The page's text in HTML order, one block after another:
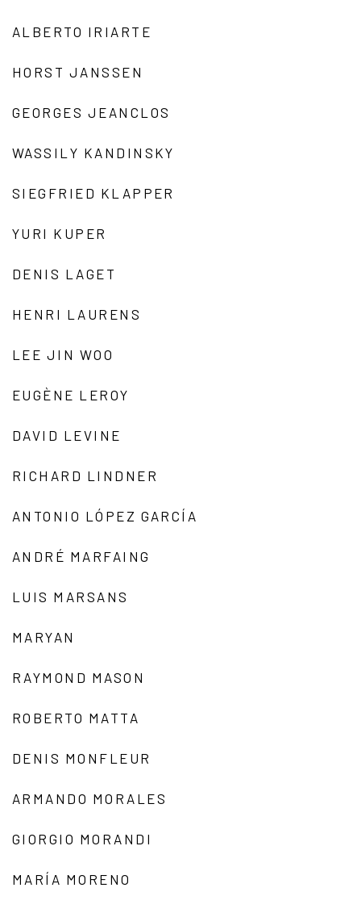
ALBERTO IRIARTE
HORST JANSSEN
GEORGES JEANCLOS
WASSILY KANDINSKY
SIEGFRIED KLAPPER
YURI KUPER
DENIS LAGET
HENRI LAURENS
LEE JIN WOO
EUGÈNE LEROY
DAVID LEVINE
RICHARD LINDNER
ANTONIO LÓPEZ GARCÍA
ANDRÉ MARFAING
LUIS MARSANS
MARYAN
RAYMOND MASON
ROBERTO MATTA
DENIS MONFLEUR
ARMANDO MORALES
GIORGIO MORANDI
MARÍA MORENO